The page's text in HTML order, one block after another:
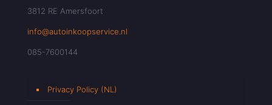
3812 RE Amersfoort
info@autoinkoopservice.nl
085-7600144
Privacy Policy (NL)